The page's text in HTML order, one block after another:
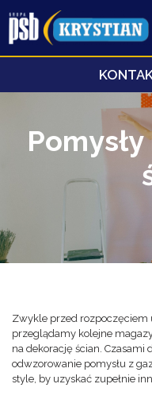
Przejdź
do
Zwykle przed rozpoczęciem
przeglądamy kolejne
na dekorację ścian. Czasami
odwzorowanie pomysłu z
style, by uzyskać zupełnie